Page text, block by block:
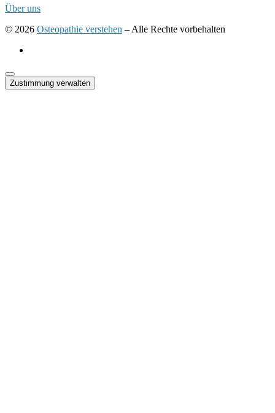
Über uns
© 2026 Osteopathie verstehen – Alle Rechte vorbehalten
Zustimmung verwalten